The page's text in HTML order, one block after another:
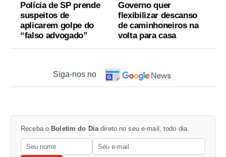
Polícia de SP prende
suspeitos de
aplicarem golpe do
“falso advogado”
Governo quer
flexibilizar descanso
de caminhoneiros na
volta para casa
Siga-nos no
Receba o Boletim do Diadireto no seu e-mail, todo dia.